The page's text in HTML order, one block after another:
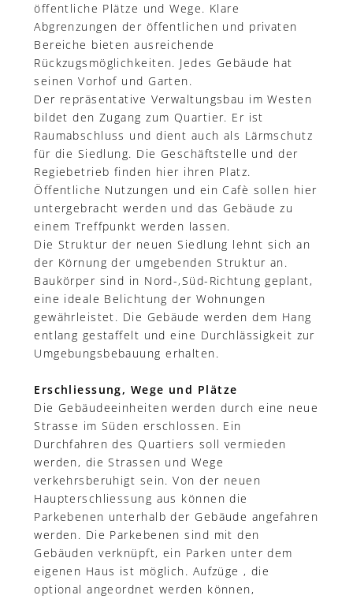
öffentliche Plätze und Wege. Klare
Abgrenzungen der öffentlichen und privaten
Bereiche bieten ausreichende
Rückzugsmöglichkeiten. Jedes Gebäude hat
seinen Vorhof und Garten.
Der repräsentative Verwaltungsbau im Westen
bildet den Zugang zum Quartier. Er ist
Raumabschluss und dient auch als Lärmschutz
für die Siedlung. Die Geschäftstelle und der
Regiebetrieb finden hier ihren Platz.
Öffentliche Nutzungen und ein Cafè sollen hier
untergebracht werden und das Gebäude zu
einem Treffpunkt werden lassen.
Die Struktur der neuen Siedlung lehnt sich an
der Körnung der umgebenden Struktur an.
Baukörper sind in Nord-‚Süd-Richtung geplant,
eine ideale Belichtung der Wohnungen
gewährleistet. Die Gebäude werden dem Hang
entlang gestaffelt und eine Durchlässigkeit zur
Umgebungsbebauung erhalten.
Erschliessung, Wege und Plätze
Die Gebäudeeinheiten werden durch eine neue
Strasse im Süden erschlossen. Ein
Durchfahren des Quartiers soll vermieden
werden, die Strassen und Wege
verkehrsberuhigt sein. Von der neuen
Haupterschliessung aus können die
Parkebenen unterhalb der Gebäude angefahren
werden. Die Parkebenen sind mit den
Gebäuden verknüpft, ein Parken unter dem
eigenen Haus ist möglich. Aufzüge , die
optional angeordnet werden können,